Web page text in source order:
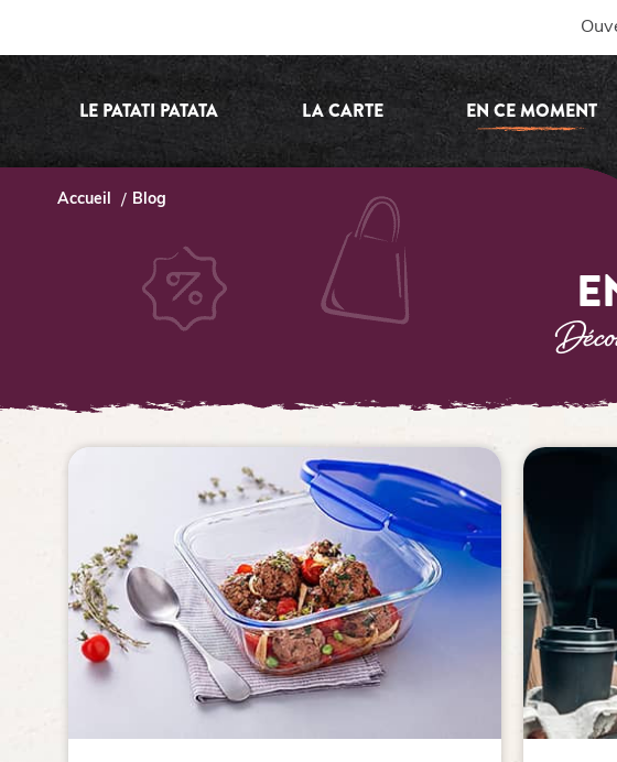
LE PATATI PATATA LA CARTE EN CE MOMENT
Accueil Blog